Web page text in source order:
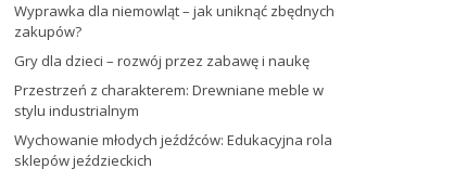
Wyprawka dla niemowląt – jak uniknąć zbędnych
zakupów?
Gry dla dzieci – rozwój przez zabawę i naukę
Przestrzeń z charakterem: Drewniane meble w
stylu industrialnym
Wychowanie młodych jeźdźców: Edukacyjna rola
sklepów jeździeckich